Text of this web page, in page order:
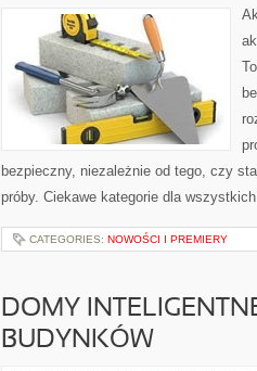
bezpieczny, niezależnie od tego, czy
próby. Ciekawe kategorie dla
CATEGORIES: NOWOŚCI I PREMIERY
DOMY
BUDYNKÓW